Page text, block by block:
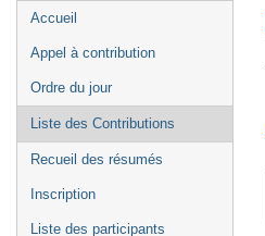
Menu
de
Accueil
Appel à contribution
Ordre du jour
Liste des Contributions
Recueil des résumés
Inscription
Liste des participants